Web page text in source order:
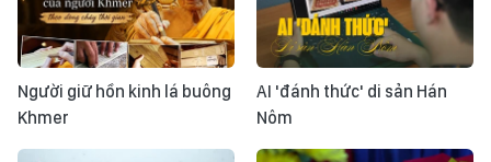
Người giữ hồn kinh lá buông
Khmer
AI 'đánh thức' di sản Hán
Nôm